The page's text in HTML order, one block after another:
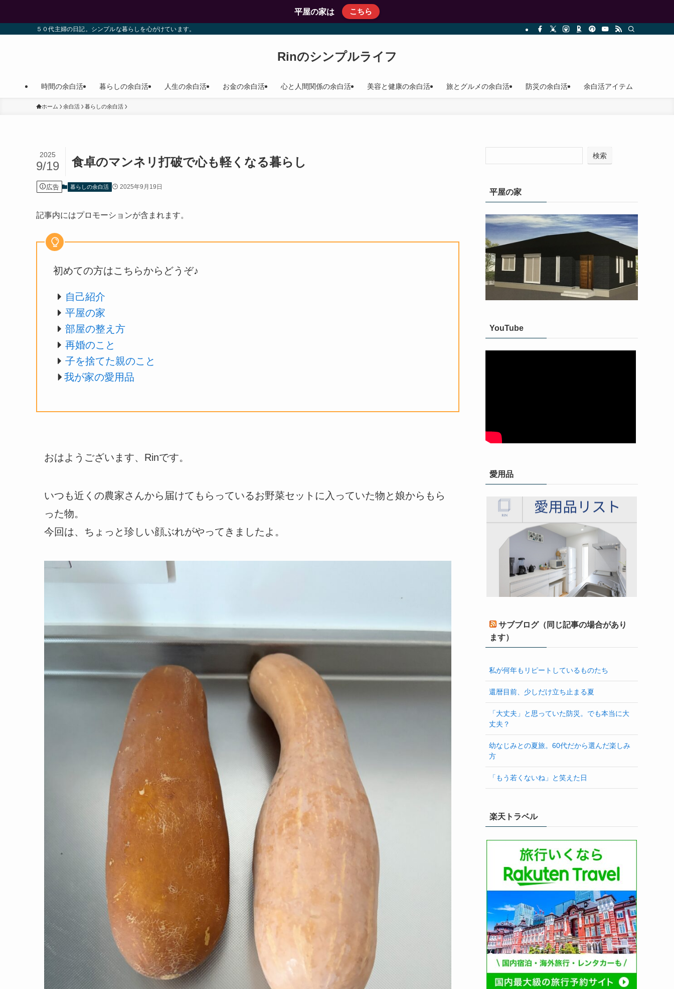
平屋の家は こちら
５０代主婦の日記。シンプルな暮らしを心がけています。
Rinのシンプルライフ
時間の余白活 暮らしの余白活 人生の余白活 お金の余白活 心と人間関係の余白活 美容と健康の余白活 旅とグルメの余白活 防災の余白活 余白活アイテム
ホーム 余白活 暮らしの余白活
食卓のマンネリ打破で心も軽くなる暮らし
2025
9/19
広告 暮らしの余白活 2025年9月19日
記事内にはプロモーションが含まれます。
初めての方はこちらからどうぞ♪
自己紹介
平屋の家
部屋の整え方
再婚のこと
子を捨てた親のこと
我が家の愛用品
おはようございます、Rinです。
いつも近くの農家さんから届けてもらっているお野菜セットに入っていた物と娘からもら
った物。
今回は、ちょっと珍しい顔ぶれがやってきましたよ。
検索
平屋の家
YouTube
愛用品
サブブログ（同じ記事の場合があり
ます）
私が何年もリピートしているものたち
還暦目前、少しだけ立ち止まる夏
「大丈夫」と思っていた防災。でも本当に大
丈夫？
幼なじみとの夏旅。60代だから選んだ楽しみ
方
「もう若くないね」と笑えた日
楽天トラベル